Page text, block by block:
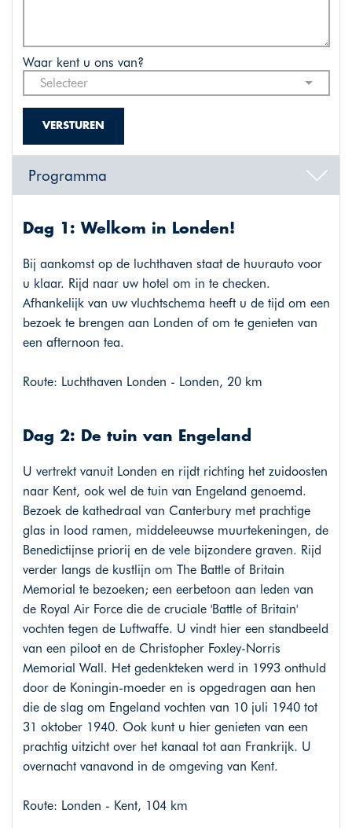
Waar kent u ons van?
Selecteer
VERSTUREN
Programma
Dag 1: Welkom in Londen!
Bij aankomst op de luchthaven staat de huurauto voor
u klaar. Rijd naar uw hotel om in te checken.
Afhankelijk van uw vluchtschema heeft u de tijd om een
bezoek te brengen aan Londen of om te genieten van
een afternoon tea.
Route: Luchthaven Londen - Londen, 20 km
Dag 2: De tuin van Engeland
U vertrekt vanuit Londen en rijdt richting het zuidoosten
naar Kent, ook wel de tuin van Engeland genoemd.
Bezoek de kathedraal van Canterbury met prachtige
glas in lood ramen, middeleeuwse muurtekeningen, de
Benedictijnse priorij en de vele bijzondere graven. Rijd
verder langs de kustlijn om The Battle of Britain
Memorial te bezoeken; een eerbetoon aan leden van
de Royal Air Force die de cruciale 'Battle of Britain'
vochten tegen de Luftwaffe. U vindt hier een standbeeld
van een piloot en de Christopher Foxley-Norris
Memorial Wall. Het gedenkteken werd in 1993 onthuld
door de Koningin-moeder en is opgedragen aan hen
die de slag om Engeland vochten van 10 juli 1940 tot
31 oktober 1940. Ook kunt u hier genieten van een
prachtig uitzicht over het kanaal tot aan Frankrijk. U
overnacht vanavond in de omgeving van Kent.
Route: Londen - Kent, 104 km